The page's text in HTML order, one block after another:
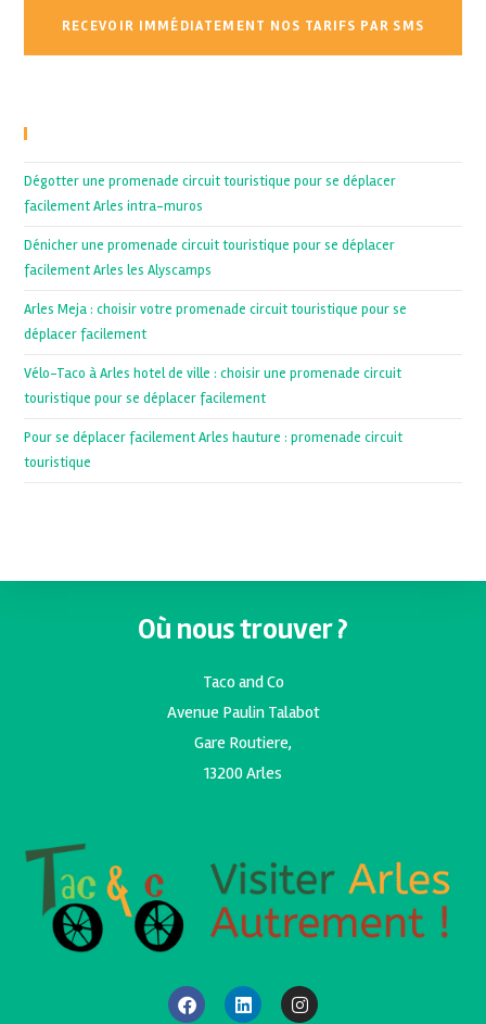
Dégotter une promenade circuit touristique pour se déplacer
facilement Arles intra-muros
Dénicher une promenade circuit touristique pour se déplacer
facilement Arles les Alyscamps
Arles Meja : choisir votre promenade circuit touristique pour se
déplacer facilement
Vélo-Taco à Arles hotel de ville : choisir une promenade circuit
touristique pour se déplacer facilement
Pour se déplacer facilement Arles hauture : promenade circuit
touristique
Où nous trouver ?
Taco and Co
Avenue Paulin Talabot
Gare Routiere,
13200 Arles